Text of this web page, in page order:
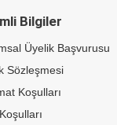
Bilgiler
Üyelik Başvurusu
Sözleşmesi
Koşulları